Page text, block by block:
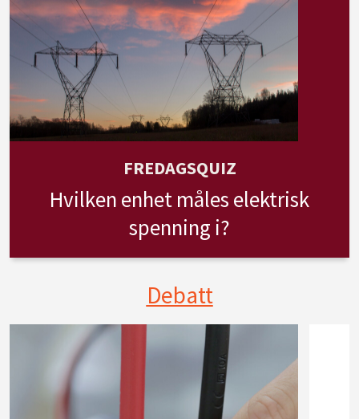
FREDAGSQUIZ
Hvilken enhet måles elektrisk
spenning i?
Debatt